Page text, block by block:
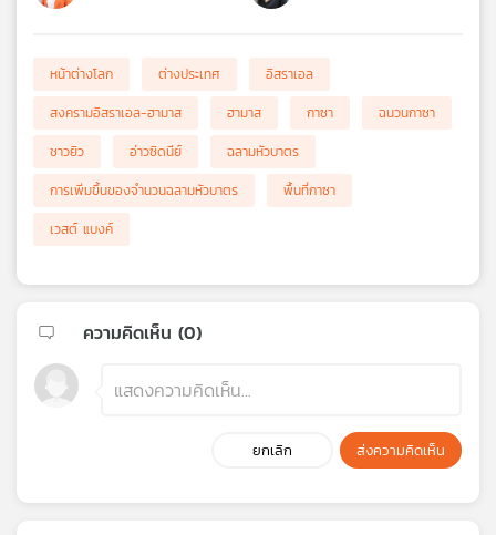
หน้าต่างโลก ต่างประเทศ
อิสราเอล
สงครามอิสราเอล-ฮามาส
ฮามาส กาซา
ฉนวนกาซา
ชาวยิว
อ่าวซิดนีย์
ฉลามหัวบาตร
การเพิ่มขึ้นของจำนวนฉลามหัวบาตร
พื้นที่กาซา
เวสต์ แบงค์
ความคิดเห็น (0)
ยกเลิก ส่งความคิดเห็น